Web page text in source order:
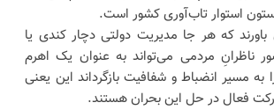
استوار تاب‌آوری کشور است.
باورند که هر جا مدیریت دولتی دچار کندی یا
ناظرانِ مردمی می‌تواند به عنوان یک اهرم
به مسیر انضباط و شفافیت بازگرداند این یعنی
فعال در حل این بحران هستند.